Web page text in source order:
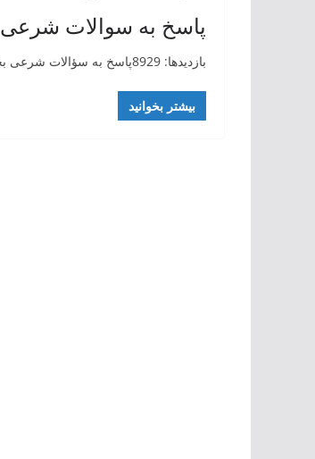
پاسخ به سوالات شرعی
بازدیدها: 8929پاسخ به سؤالات شرعی بخش ششم سوال :- خداوند متعال چگونه جن ها را از آتش آفرید ؟ جواب
بیشتر بخوانید